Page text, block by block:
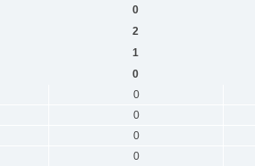
0
2
1
0
0
0
0
0